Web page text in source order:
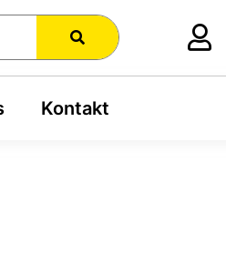
Kontakt